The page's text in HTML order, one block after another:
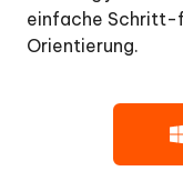
einfache Schritt-
Orientierung.